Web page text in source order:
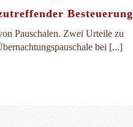
Besteuerung
Pauschalen. Zwei Urteile zu
bei [...]